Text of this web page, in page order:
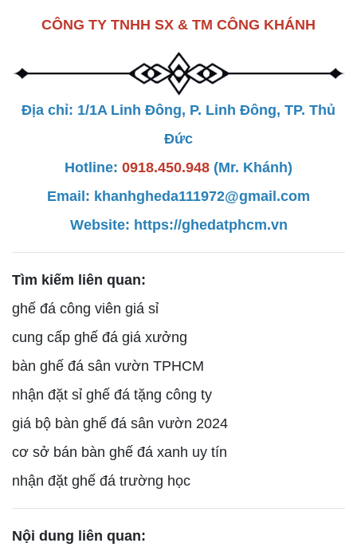
CÔNG TY TNHH SX & TM CÔNG KHÁNH
Địa chỉ: 1/1A Linh Đông, P. Linh Đông, TP. Thủ
Đức
Hotline: 0918.450.948 (Mr. Khánh)
Email: khanhgheda111972@gmail.com
Website: https://ghedatphcm.vn
Tìm kiếm liên quan:
ghế đá công viên giá sỉ
cung cấp ghế đá giá xưởng
bàn ghế đá sân vườn TPHCM
nhận đặt sỉ ghế đá tặng công ty
giá bộ bàn ghế đá sân vườn 2024
cơ sở bán bàn ghế đá xanh uy tín
nhận đặt ghế đá trường học
Nội dung liên quan: